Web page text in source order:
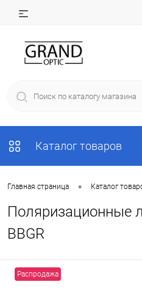
Каталог товаров
Главная страница • Каталог
Поляризационные
BBGR
Распродажа